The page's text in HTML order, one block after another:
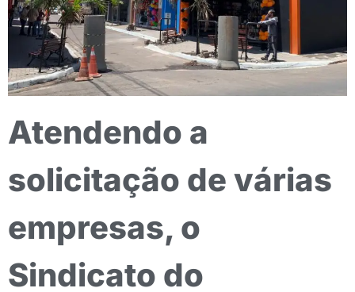
Atendendo a
solicitação de várias
empresas, o
Sindicato do